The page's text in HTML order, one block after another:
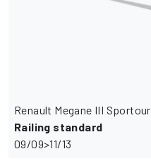
Renault Megane III Sportour
Railing standard
09/09>11/13